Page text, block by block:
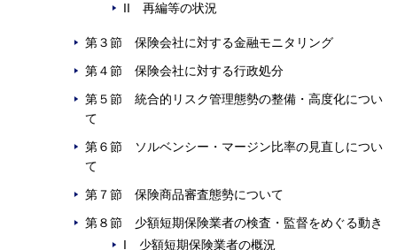
II 再編等の状況
第３節 保険会社に対する金融モニタリング
第４節 保険会社に対する行政処分
第５節 統合的リスク管理態勢の整備・高度化につい
て
第６節 ソルベンシー・マージン比率の見直しについ
て
第７節 保険商品審査態勢について
第８節 少額短期保険業者の検査・監督をめぐる動き
I 少額短期保険業者の概況